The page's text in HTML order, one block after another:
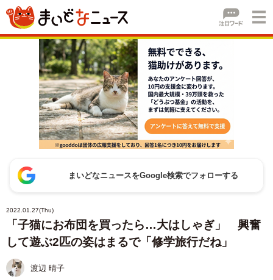
まいどなニュースをGoogle検索でフォローする
2022.01.27(Thu)
「子猫にお布団を買ったら…大はしゃぎ」 興奮
して遊ぶ2匹の姿はまるで「修学旅行だね」
渡辺 晴子